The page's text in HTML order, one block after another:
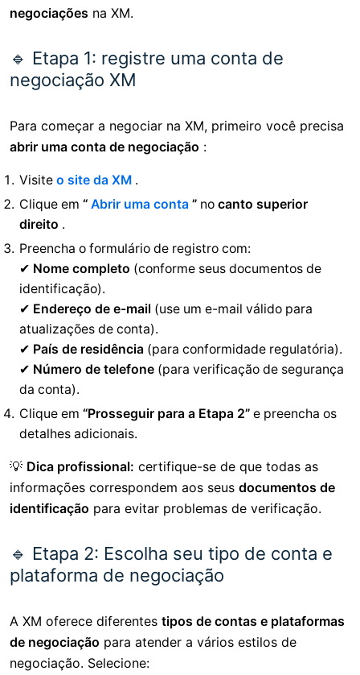
negociações na XM.
🔹 Etapa 1: registre uma conta de
negociação XM
Para começar a negociar na XM, primeiro você precisa
abrir uma conta de negociação :
Visite o site da XM .
Clique em “ Abrir uma conta ” no canto superior
direito .
Preencha o formulário de registro com:
✔ Nome completo (conforme seus documentos de
identificação).
✔ Endereço de e-mail (use um e-mail válido para
atualizações de conta).
✔ País de residência (para conformidade regulatória).
✔ Número de telefone (para verificação de segurança
da conta).
Clique em “Prosseguir para a Etapa 2” e preencha os
detalhes adicionais.
💡 Dica profissional: certifique-se de que todas as
informações correspondem aos seus documentos de
identificação para evitar problemas de verificação.
🔹 Etapa 2: Escolha seu tipo de conta e
plataforma de negociação
A XM oferece diferentes tipos de contas e plataformas
de negociação para atender a vários estilos de
negociação. Selecione: